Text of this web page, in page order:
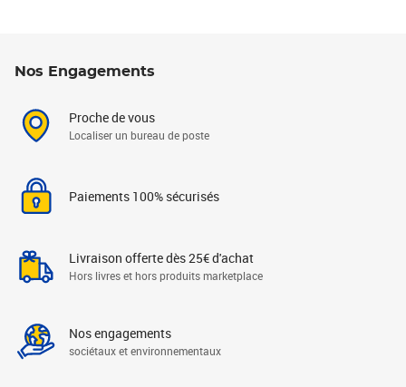
Nos Engagements
Proche de vous
Localiser un bureau de poste
Paiements 100% sécurisés
Livraison offerte dès 25€ d'achat
Hors livres et hors produits marketplace
Nos engagements
sociétaux et environnementaux